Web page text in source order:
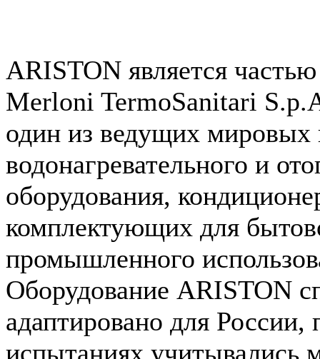
ARISTON является
Merloni TermoSanitari
один из ведущих мировых
водонагревательного и
оборудования,
комплектующих для
промышленного
Оборудование ARISTON
адаптировано для России,
испытаниях учитывались